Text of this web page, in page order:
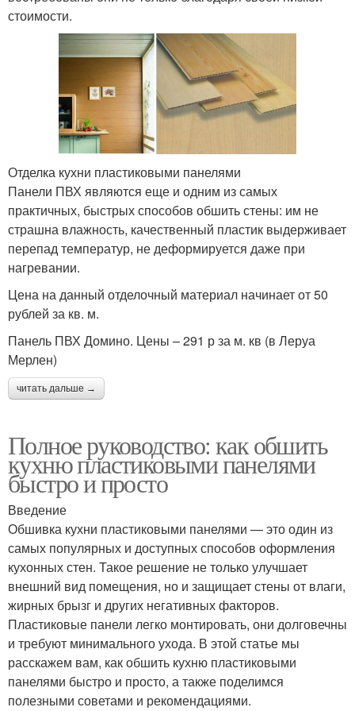
стоимости.
Отделка кухни пластиковыми панелями
Панели ПВХ являются еще и одним из самых
практичных, быстрых способов обшить стены: им не
страшна влажность, качественный пластик выдерживает
перепад температур, не деформируется даже при
нагревании.
Цена на данный отделочный материал начинает от 50
рублей за кв. м.
Панель ПВХ Домино. Цены – 291 р за м. кв (в Леруа
Мерлен)
читать дальше →
Полное руководство: как обшить
кухню пластиковыми панелями
быстро и просто
Введение
Обшивка кухни пластиковыми панелями — это один из
самых популярных и доступных способов оформления
кухонных стен. Такое решение не только улучшает
внешний вид помещения, но и защищает стены от влаги,
жирных брызг и других негативных факторов.
Пластиковые панели легко монтировать, они долговечны
и требуют минимального ухода. В этой статье мы
расскажем вам, как обшить кухню пластиковыми
панелями быстро и просто, а также поделимся
полезными советами и рекомендациями.